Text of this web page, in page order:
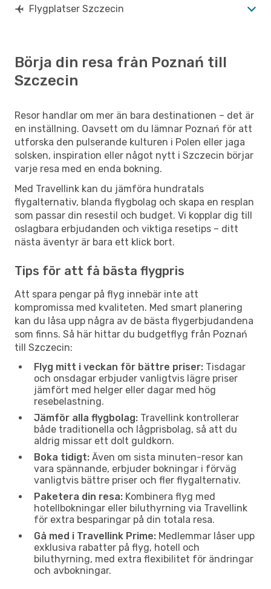
Flygplatser Szczecin
Börja din resa från Poznań till
Szczecin
Resor handlar om mer än bara destinationen – det är
en inställning. Oavsett om du lämnar Poznań för att
utforska den pulserande kulturen i Polen eller jaga
solsken, inspiration eller något nytt i Szczecin börjar
varje resa med en enda bokning.
Med Travellink kan du jämföra hundratals
flygalternativ, blanda flygbolag och skapa en resplan
som passar din resestil och budget. Vi kopplar dig till
oslagbara erbjudanden och viktiga resetips – ditt
nästa äventyr är bara ett klick bort.
Tips för att få bästa flygpris
Att spara pengar på flyg innebär inte att
kompromissa med kvaliteten. Med smart planering
kan du låsa upp några av de bästa flygerbjudandena
som finns. Så här hittar du budgetflyg från Poznań
till Szczecin:
Flyg mitt i veckan för bättre priser: Tisdagar
och onsdagar erbjuder vanligtvis lägre priser
jämfört med helger eller dagar med hög
resebelastning.
Jämför alla flygbolag: Travellink kontrollerar
både traditionella och lågprisbolag, så att du
aldrig missar ett dolt guldkorn.
Boka tidigt: Även om sista minuten-resor kan
vara spännande, erbjuder bokningar i förväg
vanligtvis bättre priser och fler flygalternativ.
Paketera din resa: Kombinera flyg med
hotellbokningar eller biluthyrning via Travellink
för extra besparingar på din totala resa.
Gå med i Travellink Prime: Medlemmar låser upp
exklusiva rabatter på flyg, hotell och
biluthyrning, med extra flexibilitet för ändringar
och avbokningar.